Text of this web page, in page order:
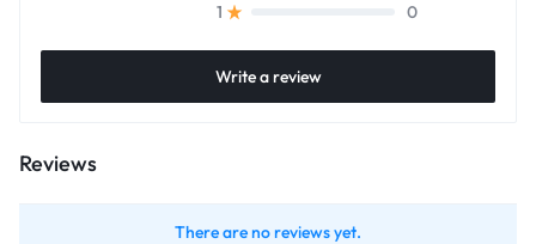
1
0
Write a review
Reviews
There are no reviews yet.